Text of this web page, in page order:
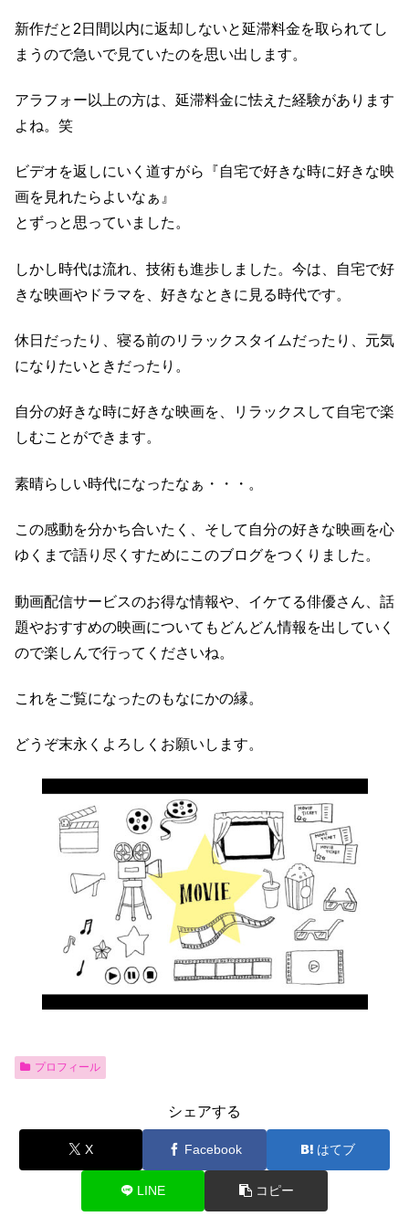
新作だと2日間以内に返却しないと延滞料金を取られてし
まうので急いで見ていたのを思い出します。
アラフォー以上の方は、延滞料金に怯えた経験があります
よね。笑
ビデオを返しにいく道すがら
『自宅で好きな時に好きな映
画を見れたらよいなぁ』
とずっと思っていました。
しかし時代は流れ、技術も進歩しました。 今は、自宅で好
きな映画やドラマを、好きなときに見る時代です。
休日だったり、寝る前のリラックスタイムだったり、 元気
になりたいときだったり。
自分の好きな時に好きな映画を、リラックスして 自宅で楽
しむことができます。
素晴らしい時代になったなぁ・・・。
この感動を分かち合いたく、そして自分の好きな映画を心
ゆくまで語り尽くすためにこのブログをつくりました。
動画配信サービスのお得な情報や、イケてる俳優さん、 話
題やおすすめの映画についてもどんどん情報を出していく
ので楽しんで行ってくださいね。
これをご覧になったのもなにかの縁。
どうぞ末永くよろしくお願いします。
プロフィール
シェアする
X Facebook はてブ
LINE コピー